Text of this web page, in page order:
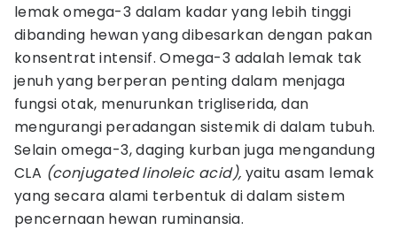
lemak omega-3 dalam kadar yang lebih tinggi
dibanding hewan yang dibesarkan dengan pakan
konsentrat intensif. Omega-3 adalah lemak tak
jenuh yang berperan penting dalam menjaga
fungsi otak, menurunkan trigliserida, dan
mengurangi peradangan sistemik di dalam tubuh.
Selain omega-3, daging kurban juga mengandung
CLA (conjugated linoleic acid), yaitu asam lemak
yang secara alami terbentuk di dalam sistem
pencernaan hewan ruminansia.